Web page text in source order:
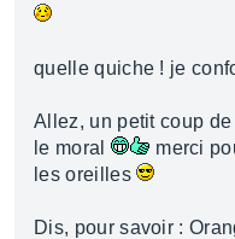
quelle quiche ! je
Allez, un petit coup
le moral
merci
les oreilles
Dis, pour savoir :